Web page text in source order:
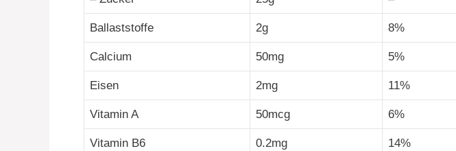
Ballaststoffe 2g 8%
Calcium 50mg 5%
Eisen 2mg 11%
Vitamin A 50mcg 6%
Vitamin B6 0.2mg 14%